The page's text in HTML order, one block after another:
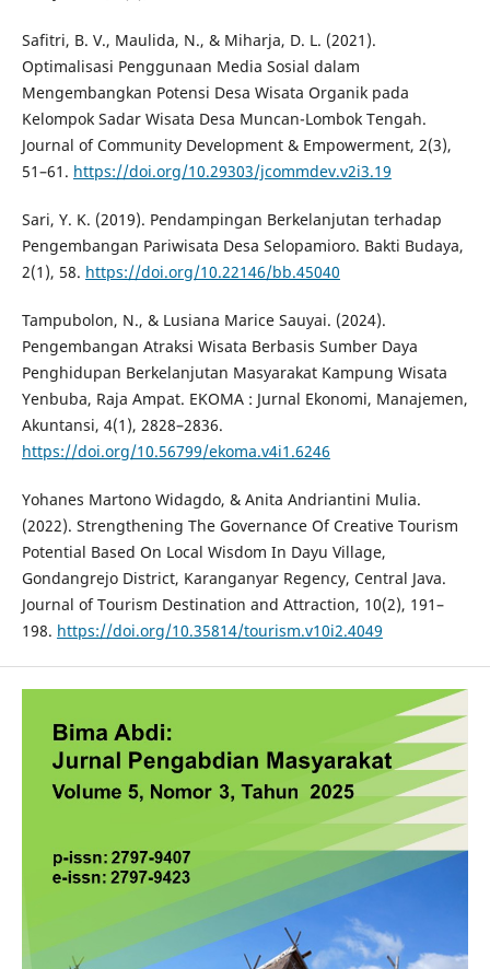
Safitri, B. V., Maulida, N., & Miharja, D. L. (2021).
Optimalisasi Penggunaan Media Sosial dalam
Mengembangkan Potensi Desa Wisata Organik pada
Kelompok Sadar Wisata Desa Muncan-Lombok Tengah.
Journal of Community Development & Empowerment, 2(3),
51–61. https://doi.org/10.29303/jcommdev.v2i3.19
Sari, Y. K. (2019). Pendampingan Berkelanjutan terhadap
Pengembangan Pariwisata Desa Selopamioro. Bakti Budaya,
2(1), 58. https://doi.org/10.22146/bb.45040
Tampubolon, N., & Lusiana Marice Sauyai. (2024).
Pengembangan Atraksi Wisata Berbasis Sumber Daya
Penghidupan Berkelanjutan Masyarakat Kampung Wisata
Yenbuba, Raja Ampat. EKOMA : Jurnal Ekonomi, Manajemen,
Akuntansi, 4(1), 2828–2836.
https://doi.org/10.56799/ekoma.v4i1.6246
Yohanes Martono Widagdo, & Anita Andriantini Mulia.
(2022). Strengthening The Governance Of Creative Tourism
Potential Based On Local Wisdom In Dayu Village,
Gondangrejo District, Karanganyar Regency, Central Java.
Journal of Tourism Destination and Attraction, 10(2), 191–
198. https://doi.org/10.35814/tourism.v10i2.4049